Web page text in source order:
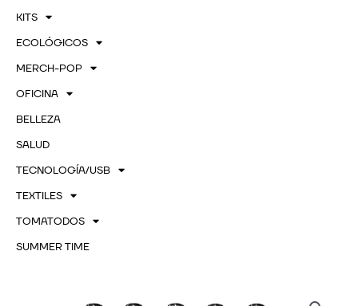
KITS
ECOLÓGICOS
MERCH-POP
OFICINA
BELLEZA
SALUD
TECNOLOGÍA/USB
TEXTILES
TOMATODOS
SUMMER TIME